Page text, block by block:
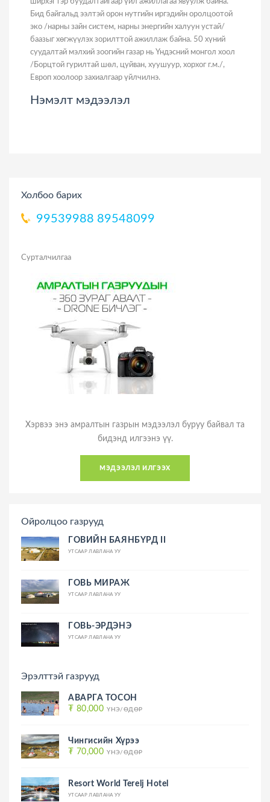
Бид байгальд ээлтэй орон нутгийн иргэдийн оролцоотой
эко /нарны зайн систем, нарны энергийн халуун устай/
баазыг хөгжүүлэх зорилттой ажиллаж байна. 50 хүний
суудалтай мэлхий зоогийн газар нь Үндэсний монгол хоол
/Борцтой гурилтай шөл, цуйван, хуушуур, хорхог г.м./,
Европ хоолоор захиалгаар үйлчилнэ.
Нэмэлт мэдээлэл
Холбоо барих
99539988 89548099
Сурталчилгаа
Хэрвээ энэ амралтын газрын мэдээлэл буруу байвал та
бидэнд илгээнэ үү.
мэдээлэл илгээх
Ойролцоо газрууд
ГОВИЙН БАЯНБҮРД II
УТСААР ЛАВЛАНА УУ
ГОВЬ МИРАЖ
УТСААР ЛАВЛАНА УУ
ГОВЬ-ЭРДЭНЭ
УТСААР ЛАВЛАНА УУ
Эрэлттэй газрууд
АВАРГА ТОСОН
₮ 80,000 ҮНЭ/ӨДӨР
Чингисийн Хүрээ
₮ 70,000 ҮНЭ/ӨДӨР
Resort World Terelj Hotel
УТСААР ЛАВЛАНА УУ